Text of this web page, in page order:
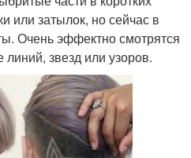
или затылок, но сейчас в
Очень эффектно смотрятся
звезд или узоров.